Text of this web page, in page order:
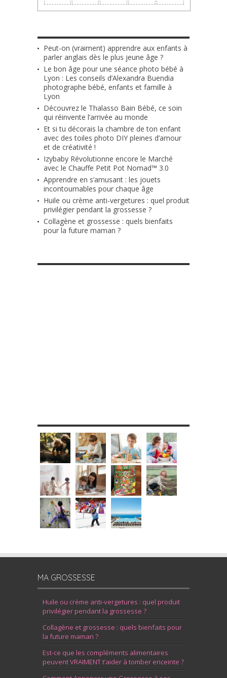
Peut-on (vraiment) apprendre aux enfants à
parler anglais dès le plus jeune âge ?
Le bon âge pour une séance photo bébé à
Lyon : Les conseils d’Alexandra Buendia
photographe bébé, enfants et famille à
Lyon
Découvrez le Thalasso Bain Bébé, ce soin
qui réinvente l’arrivée au monde
Et si tu décorais la chambre de ton enfant
avec des toiles photo DIY pleines d’amour
et de créativité !
Izybaby Révolutionne encore le Marché
avec le Chauffe Petit Pot Nomad™ 3.0
Apprendre en s’amusant : les jouets
incontournables pour chaque âge
Huile ou crème anti-vergetures : quel produit
privilégier pendant la grossesse ?
Collagène et grossesse : quels bienfaits
pour la future maman ?
MA GROSSESSE
Huile ou crème anti-vergetures : quel produit
privilégier pendant la grossesse ?
Collagène et grossesse : quels bienfaits pour
la future maman ?
Est-ce que les compléments alimentaires
peuvent VRAIMENT t’aider à tomber enceinte ?